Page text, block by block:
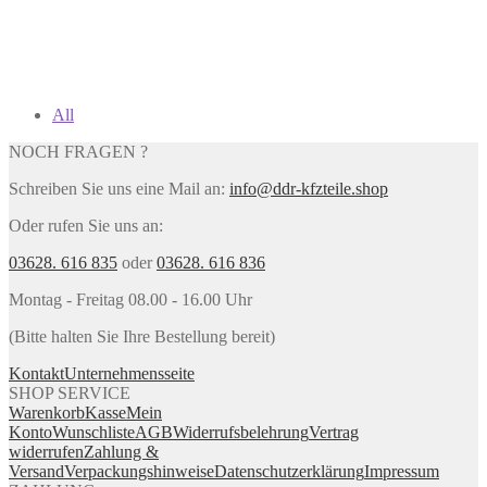
All
NOCH FRAGEN ?
Schreiben Sie uns eine Mail an: info@ddr-kfzteile.shop
Oder rufen Sie uns an:
03628. 616 835 oder03628. 616 836
Montag - Freitag 08.00 - 16.00 Uhr
(Bitte halten Sie Ihre Bestellung bereit)
KontaktUnternehmensseite
SHOP SERVICE
WarenkorbKasseMein
KontoWunschlisteAGBWiderrufsbelehrungVertrag
widerrufenZahlung &
VersandVerpackungshinweiseDatenschutzerklärungImpressum